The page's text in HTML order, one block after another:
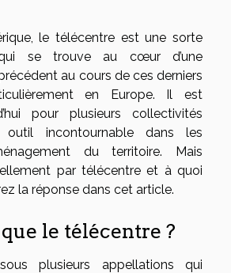
le télécentre est une sorte
qui se trouve au cœur d’une
au cours de ces derniers
en Europe. Il est
pour plusieurs collectivités
outil incontournable dans les
du territoire. Mais
par télécentre et à quoi
la réponse dans cet article.
le télécentre ?
plusieurs appellations qui